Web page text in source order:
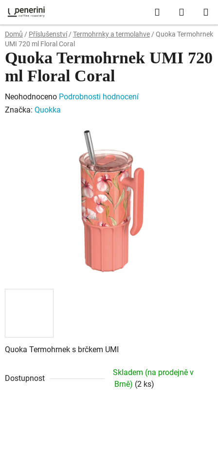
na
obsah
Hledat
KOŠÍK
Domů / Příslušenství / Termohrnky a termolahve / Quoka Termohrnek
UMI 720 ml Floral Coral
Quoka Termohrnek s brčkem UMI
Dostupnost
Skladem (na prodejně v
Brně) (2 ks)
Quoka Termohrnek UMI 720
ml Floral Coral
Průměrné
hodnocení
Neohodnoceno Podrobnosti hodnocení
Značka: Quokka